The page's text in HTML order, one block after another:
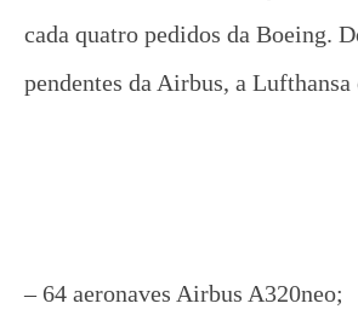
cada quatro pedidos da Boeing.
pendentes da Airbus, a Lufthansa
– 64 aeronaves Airbus A320neo;